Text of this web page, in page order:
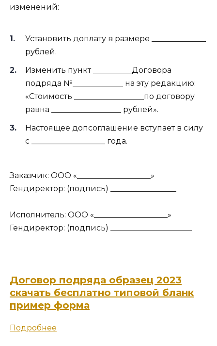
изменений:
Установить доплату в размере ______________
рублей.
Изменить пункт __________Договора
подряда №_____________ на эту редакцию:
«Стоимость __________________по договору
равна __________________ рублей».
Настоящее допсоглашение вступает в силу
с ___________________ года.
Заказчик: ООО «___________________»
Гендиректор: (подпись) _________________
Исполнитель: ООО «___________________»
Гендиректор: (подпись) _____________________
Договор подряда образец 2023
скачать бесплатно типовой бланк
пример форма
Подробнее